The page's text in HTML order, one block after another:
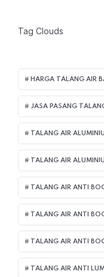
Tag Clouds
HARGA TALANG AIR
JASA PASANG
TALANG AIR
TALANG AIR
TALANG AIR ANTI
TALANG AIR ANTI
TALANG AIR ANTI
TALANG AIR ANTI